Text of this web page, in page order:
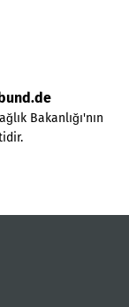
Bakanlığı'nın